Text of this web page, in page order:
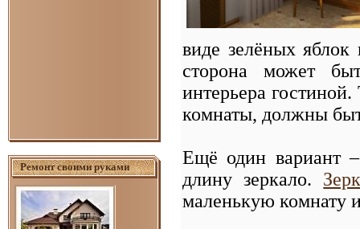
Ремонт своими руками
виде зелёных
сторона может
интерьера
комнаты, должны
Ещё один вариант
длину зеркало.
маленькую комнату